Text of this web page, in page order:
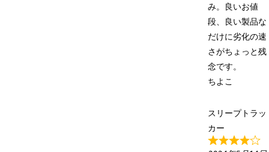
み。良いお値
段、良い製品な
だけに劣化の速
さがちょっと残
念です。
ちよこ
スリープトラッ
カー